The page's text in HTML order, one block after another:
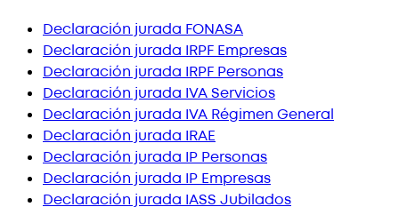
Declaración jurada FONASA
Declaración jurada IRPF Empresas
Declaración jurada IRPF Personas
Declaración jurada IVA Servicios
Declaración jurada IVA Régimen General
Declaración jurada IRAE
Declaración jurada IP Personas
Declaración jurada IP Empresas
Declaración jurada IASS Jubilados